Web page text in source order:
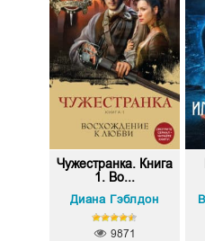
Чужестранка. Книга
1. Во...
Диана Гэблдон
9871